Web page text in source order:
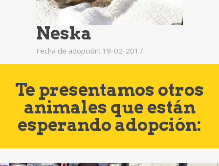
Neska
Fecha de adopción: 19-02-2017
Te presentamos otros
animales que están
esperando adopción: